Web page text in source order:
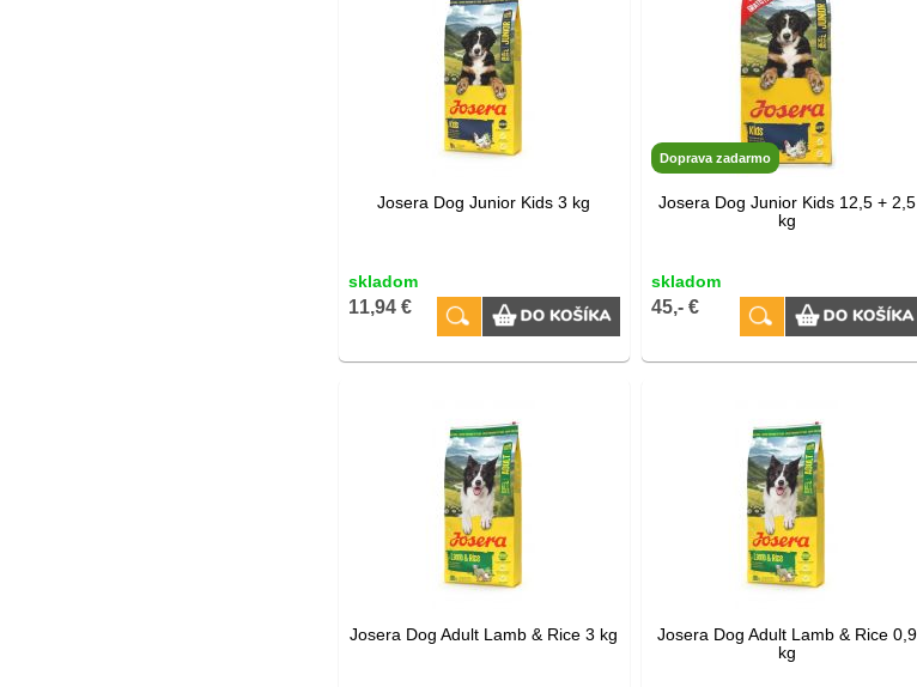
Josera Dog Junior Kids 3 kg
skladom
11,94 €
Doprava zadarmo
Josera Dog Junior Kids 12,5 + 2,5
kg
skladom
45,- €
Josera Dog Adult Lamb & Rice 3 kg
Josera Dog Adult Lamb & Rice 0,9
kg